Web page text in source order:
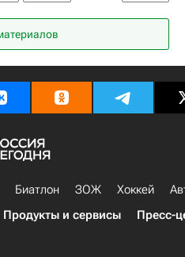
Серия А 2026-2027 (Чемпионат Италии по футболу)
Биатлон ЗОЖ Хоккей
Продукты и сервисы Пресс-